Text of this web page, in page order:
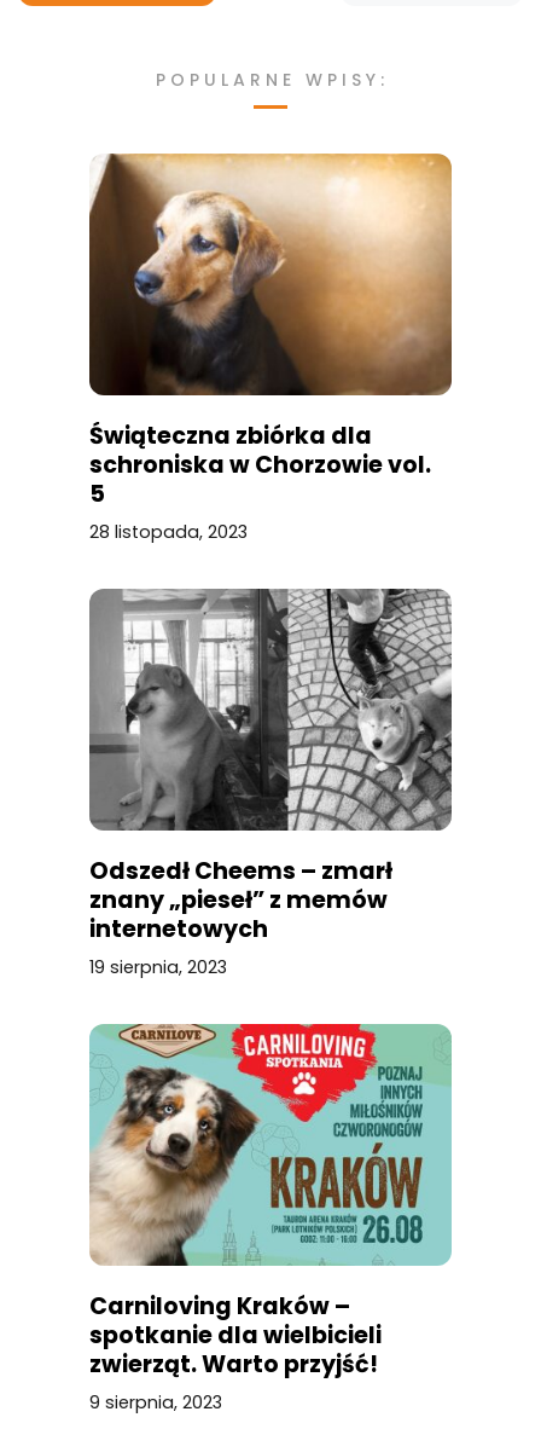
POPULARNE WPISY:
Świąteczna zbiórka dla
schroniska w Chorzowie vol.
5
28 listopada, 2023
Odszedł Cheems – zmarł
znany „pieseł” z memów
internetowych
19 sierpnia, 2023
Carniloving Kraków –
spotkanie dla wielbicieli
zwierząt. Warto przyjść!
9 sierpnia, 2023